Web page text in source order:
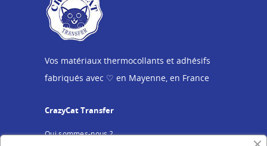
Vos matériaux thermocollants et adhésifs
fabriqués avec ♡ en Mayenne, en France
CrazyCat Transfer
Qui sommes-nous ?